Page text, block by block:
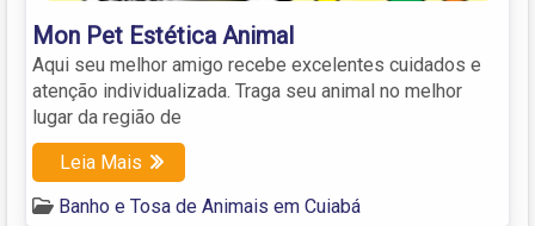
Mon Pet Estética Animal
Aqui seu melhor amigo recebe excelentes cuidados e
atenção individualizada. Traga seu animal no melhor
lugar da região de
Leia Mais
Banho e Tosa de Animais em Cuiabá